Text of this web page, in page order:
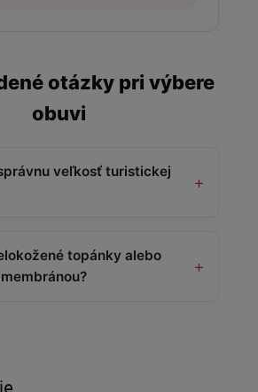
otázky pri výbere
obuvi
veľkosť turistickej
+
topánky alebo
+